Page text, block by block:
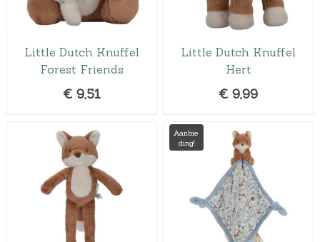
Little Dutch Knuffel
Forest Friends
€ 9,51
Little Dutch Knuffel
Hert
€ 9,99
Aanbie
ding!